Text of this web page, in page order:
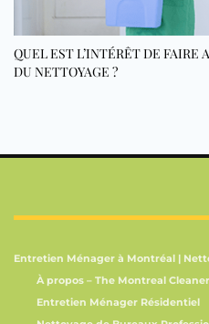
QUEL EST L’INTÉRÊT DE FAIRE
DU NETTOYAGE ?
Entretien Ménager à Montréal |
À propos – The Montreal
Entretien Ménager Résidentiel